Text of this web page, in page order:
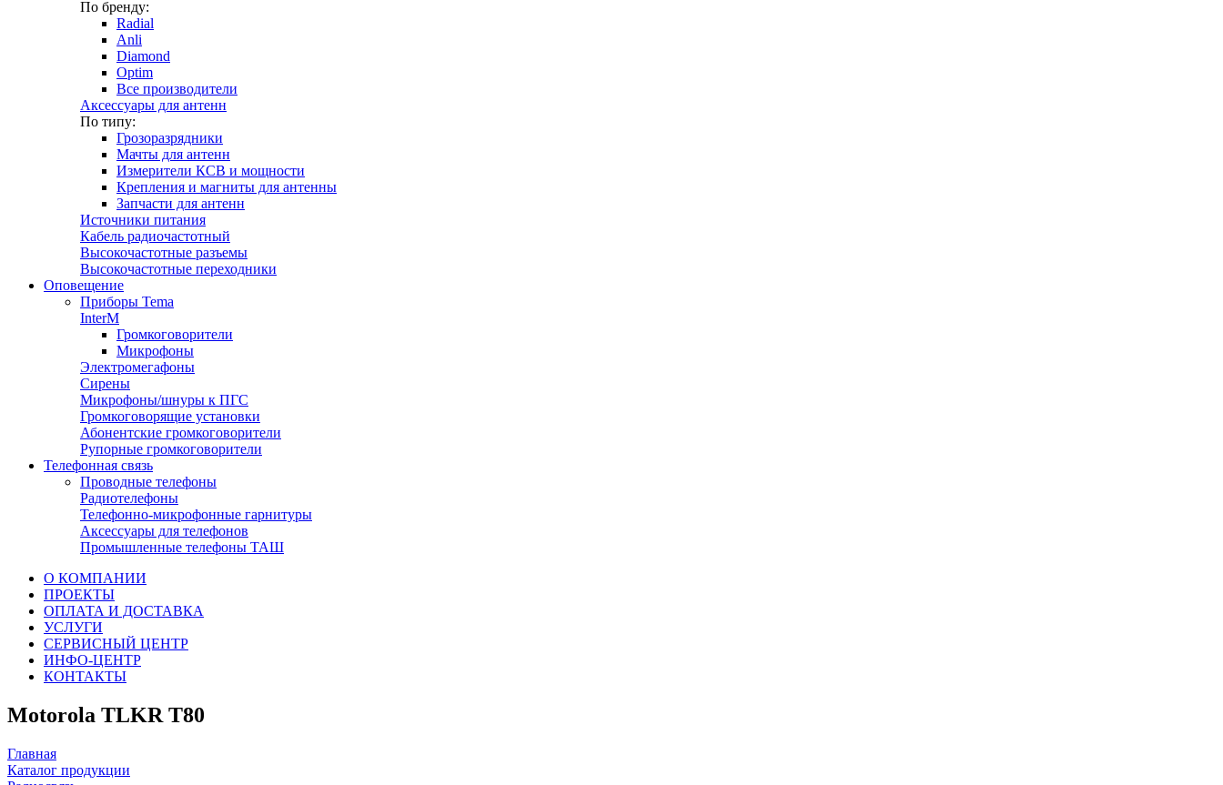
По бренду:
Radial
Anli
Diamond
Optim
Все производители
Аксессуары для антенн
По типу:
Грозоразрядники
Мачты для антенн
Измерители КСВ и мощности
Крепления и магниты для антенны
Запчасти для антенн
Источники питания
Кабель радиочастотный
Высокочастотные разъемы
Высокочастотные переходники
Оповещение
Приборы Tema
InterM
Громкоговорители
Микрофоны
Электромегафоны
Сирены
Микрофоны/шнуры к ПГС
Громкоговорящие установки
Абонентские громкоговорители
Рупорные громкоговорители
Телефонная связь
Проводные телефоны
Радиотелефоны
Телефонно-микрофонные гарнитуры
Аксессуары для телефонов
Промышленные телефоны ТАШ
О КОМПАНИИ
ПРОЕКТЫ
ОПЛАТА И ДОСТАВКА
УСЛУГИ
СЕРВИСНЫЙ ЦЕНТР
ИНФО-ЦЕНТР
КОНТАКТЫ
Motorola TLKR T80
Главная
Каталог продукции